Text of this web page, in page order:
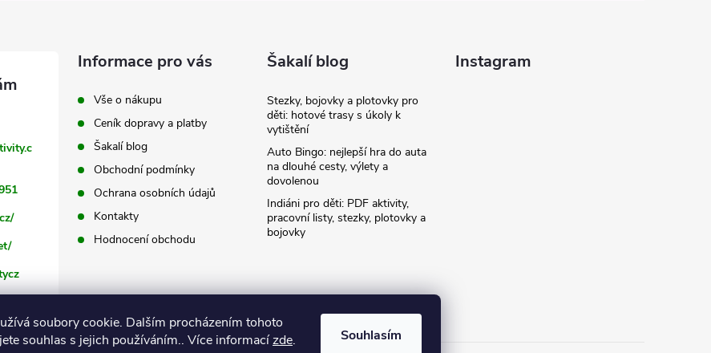
soubory cookie. Dalším procházením tohoto
souhlas s jejich používáním.. Více informacízde. Souhlasím
Informace pro vás
Vše o nákupu
Ceník dopravy a platby
Šakalí blog
Obchodní podmínky
Ochrana osobních údajů
Kontakty
Hodnocení obchodu
Šakalí blog
Stezky, bojovky a plotovky pro
děti: hotové trasy s úkoly k
vytištění
Auto Bingo: nejlepší hra do auta
na dlouhé cesty, výlety a
dovolenou
Indiáni pro děti: PDF aktivity,
pracovní listy, stezky, plotovky a
bojovky
Instagram